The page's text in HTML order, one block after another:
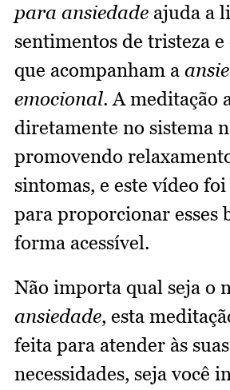
para ansiedade ajuda a
sentimentos de tristeza e
que acompanham a
emocional. A meditação
diretamente no sistema
promovendo
sintomas, e este vídeo
para proporcionar esses
forma acessível.
Não importa qual seja o
ansiedade, esta
feita para atender às suas
necessidades, seja você